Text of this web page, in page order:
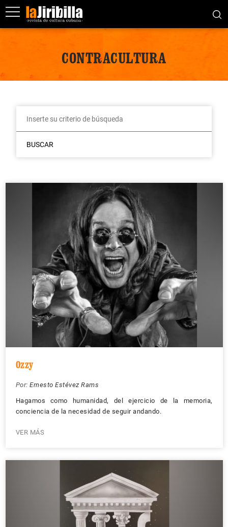
CONTRACULTURA
BUSCAR
Ozzy
Por: Ernesto Estévez Rams
Hagamos como humanidad, del ejercicio de la memoria,
conciencia de la necesidad de seguir andando.
VER MÁS